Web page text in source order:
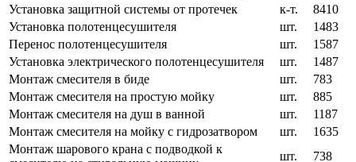
Установка защитной системы от протечек
к-т.
8410
Установка полотенцесушителя
шт.
1483
Перенос полотенцесушителя
шт.
1587
Установка электрического полотенцесушителя
шт.
1487
Монтаж смесителя в биде
шт.
783
Монтаж смесителя на простую мойку
шт.
885
Монтаж смесителя на душ в ванной
шт.
1187
Монтаж смесителя на мойку с гидрозатвором
шт.
1635
Монтаж шарового крана с подводкой к
шт.
738